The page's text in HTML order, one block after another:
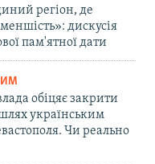
регіон, де
дискусія
пам'ятної дати
обіцяє закрити
українським
Чи реально